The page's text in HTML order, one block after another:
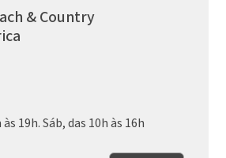
& Country
19h. Sáb, das 10h às 16h